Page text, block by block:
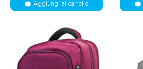
Aggiungi al carrello